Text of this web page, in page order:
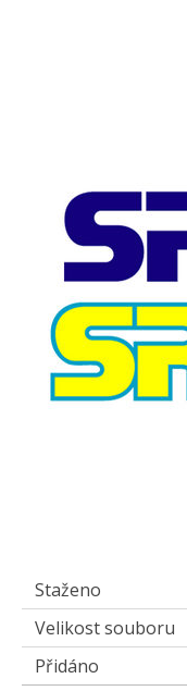
Staženo
Velikost souboru
Přidáno